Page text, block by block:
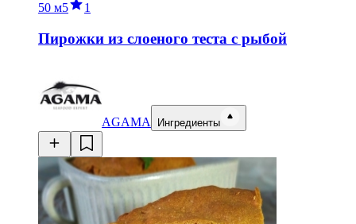
50 м5 1
Пирожки из слоеного теста с рыбой
AGAMA Ингредиенты